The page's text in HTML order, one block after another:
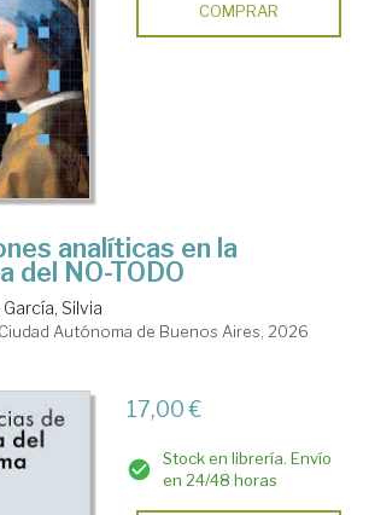
COMPRAR
analíticas en la
del NO-TODO
García, Silvia
Autónoma de Buenos Aires, 2026
17,00 €
Stock en librería. Envío
en 24/48 horas